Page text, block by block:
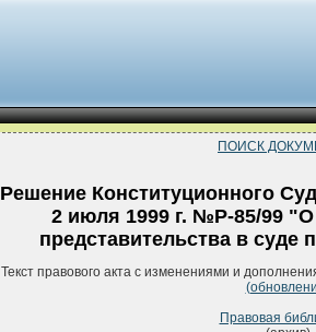
ПОИСК
Решение Конституционного
2 июля 1999 г. №Р-85/99
представительства в суде
Текст правового акта с изменениями и
Правовая